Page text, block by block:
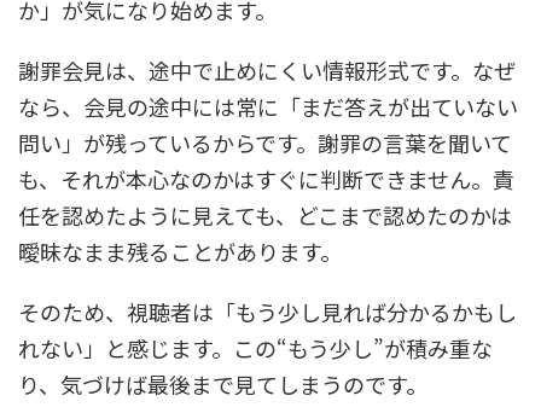
か」が気になり始めます。
謝罪会見は、途中で止めにくい情報形式です。なぜ
なら、会見の途中には常に「まだ答えが出ていない
問い」が残っているからです。謝罪の言葉を聞いて
も、それが本心なのかはすぐに判断できません。責
任を認めたように見えても、どこまで認めたのかは
曖昧なまま残ることがあります。
そのため、視聴者は「もう少し見れば分かるかもし
れない」と感じます。この“もう少し”が積み重な
り、気づけば最後まで見てしまうのです。